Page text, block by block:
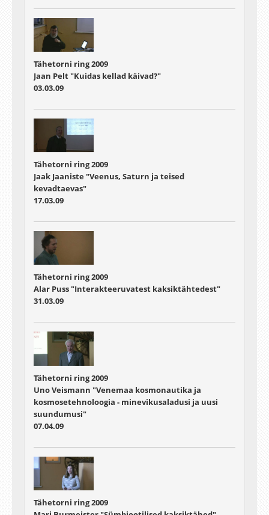
Tähetorni ring 2009
Jaan Pelt "Kuidas kellad käivad?"
03.03.09
Tähetorni ring 2009
Jaak Jaaniste "Veenus, Saturn ja teised
kevadtaevas"
17.03.09
Tähetorni ring 2009
Alar Puss "Interakteeruvatest kaksiktähtedest"
31.03.09
Tähetorni ring 2009
Uno Veismann "Venemaa kosmonautika ja
kosmosetehnoloogia - minevikusaladusi ja uusi
suundumusi"
07.04.09
Tähetorni ring 2009